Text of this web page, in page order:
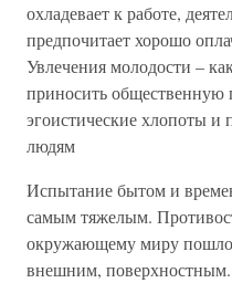
охладевает к работе,
предпочитает хорошо
Увлечения молодости –
приносить общественную
эгоистические хлопоты и
людям
Испытание бытом и
самым тяжелым.
окружающему миру
внешним,